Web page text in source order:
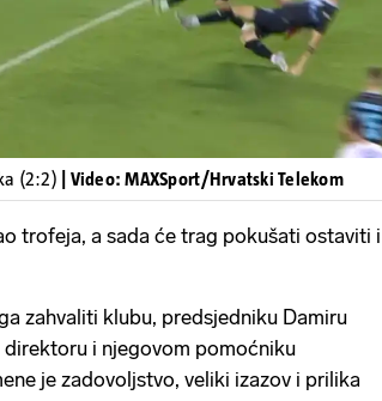
(2:2) | Video: MAXSport/Hrvatski Telekom
trofeja, a sada će trag pokušati ostaviti i
zahvaliti klubu, predsjedniku Damiru
i njegovom pomoćniku
je zadovoljstvo, veliki izazov i prilika